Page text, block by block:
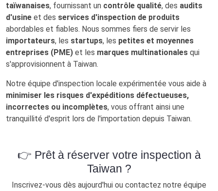
taïwanaises, fournissant un contrôle qualité, des audits
d'usine et des services d'inspection de produits
abordables et fiables. Nous sommes fiers de servir les
importateurs, les startups, les petites et moyennes
entreprises (PME) et les marques multinationales qui
s'approvisionnent à Taiwan.
Notre équipe d'inspection locale expérimentée vous aide à
minimiser les risques d'expéditions défectueuses,
incorrectes ou incomplètes, vous offrant ainsi une
tranquillité d'esprit lors de l'importation depuis Taiwan.
👉 Prêt à réserver votre inspection à
Taiwan ?
Inscrivez-vous dès aujourd'hui ou contactez notre équipe